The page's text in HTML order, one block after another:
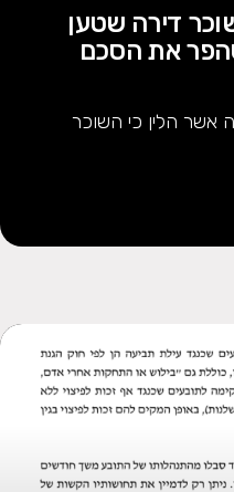
דירה שטען
את הסכם
אשר הלין כי השוכר